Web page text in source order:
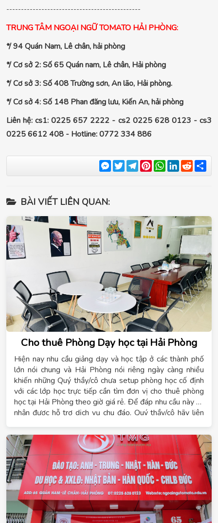
----------------------------------------------
TRUNG TÂM NGOẠI NGỮ TOMATO HẢI PHÒNG:
*/ 94 Quán Nam, Lê chân, hải phòng
*/ Cơ sở 2: Số 65 Quán nam, Lê chân, Hải phòng
*/ Cơ sở 3: Số 408 Trường sơn, An lão, Hải phòng.
*/ Cơ sở 4: Số 148 Phan đăng lưu, Kiến An, hải phòng
Liên hệ: cs1: 0225 657 2222 - cs2 0225 628 0123 - cs3
0225 6612 408 - Hotline: 0772 334 886
Messenger
TwitterTelegram
Pinterest
WhatsApp
LinkedIn
Reddit
BÀI VIẾT LIÊN QUAN:
Cho thuê Phòng Dạy học tại Hải Phòng
Hiện nay nhu cầu giảng dạy và học tập ở các thành phố
lớn nói chung và Hải Phòng nói riêng ngày càng nhiều
khiến những Quý thầy/cô chưa setup phòng học cố định
với các lớp học trực tiếp cần tìm đơn vị cho thuê phòng
học tại Hải Phòng theo giờ giá rẻ. Để đáp nhu cầu này và
nhận được hỗ trợ dịch vụ chu đáo, Quý thầy/cô hãy liên
thuê phòng học theo giờ với mức giá tốt nhất và đạt
chuẩn yêu cầu về thiết bị đào tạo nghề.